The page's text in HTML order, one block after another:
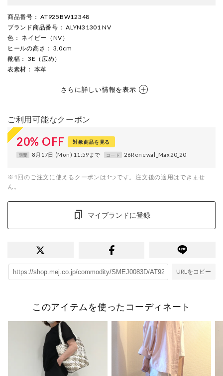
商品番号 ： AT925BW12348
ブランド商品番号 ： ALYN31301 NV
色 ： ネイビー（NV）
ヒールの高さ ： 3.0cm
靴幅 ： 3E（広め）
表素材 ： 本革
さらに詳しい情報を表示
ご利用可能なクーポン
20% OFF 対象商品を見る
期間 8月17日 (Mon) 11:59まで コード 26Renewal_Max20_20
※1回のご注文に使えるクーポンは1つです。注文後の適用はできませ
ん。
マイブランドに登録
URLをコピー
このアイテムを使ったコーディネート